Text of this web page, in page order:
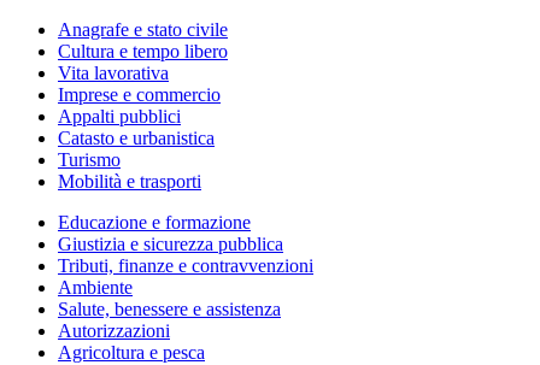
Anagrafe e stato civile
Cultura e tempo libero
Vita lavorativa
Imprese e commercio
Appalti pubblici
Catasto e urbanistica
Turismo
Mobilità e trasporti
Educazione e formazione
Giustizia e sicurezza pubblica
Tributi, finanze e contravvenzioni
Ambiente
Salute, benessere e assistenza
Autorizzazioni
Agricoltura e pesca